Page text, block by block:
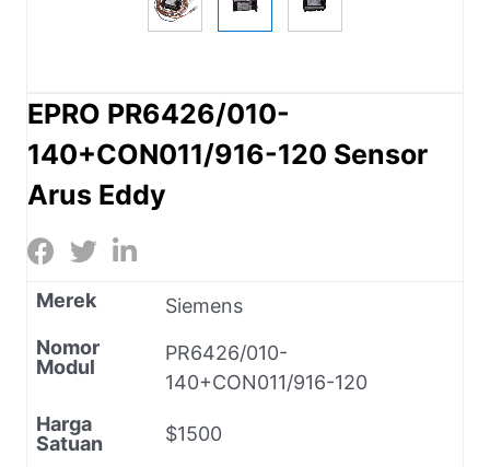
EPRO PR6426/010-
140+CON011/916-120 Sensor
Arus Eddy
Merek
Siemens
Nomor
Modul
PR6426/010-
140+CON011/916-120
Harga
Satuan
$1500